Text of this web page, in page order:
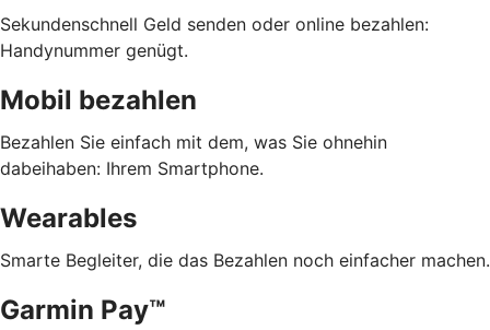
Sekundenschnell Geld senden oder online bezahlen:
Handynummer genügt.
Mobil bezahlen
Bezahlen Sie einfach mit dem, was Sie ohnehin
dabeihaben: Ihrem Smartphone.
Wearables
Smarte Begleiter, die das Bezahlen noch einfacher machen.
Garmin Pay™